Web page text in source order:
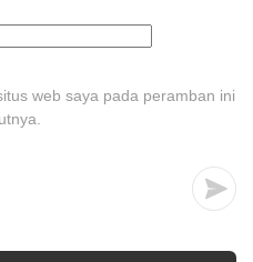
web saya pada peramban ini